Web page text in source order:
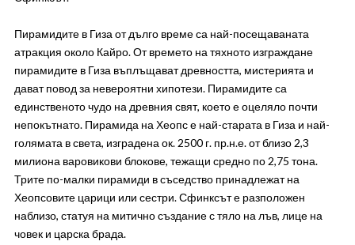
Пирамидите в Гиза от дълго време са най-посещаваната
атракция около Кайро. От времето на тяхното изграждане
пирамидите в Гиза въплъщават древността, мистерията и
дават повод за невероятни хипотези. Пирамидите са
единственото чудо на древния свят, което е оцеляло почти
непокътнато. Пирамида на Хеопс е най-старата в Гиза и най-
голямата в света, изградена ок. 2500 г. пр.н.е. от близо 2,3
милиона варовикови блокове, тежащи средно по 2,75 тона.
Трите по-малки пирамиди в съседство принадлежат на
Хеопсовите царици или сестри. Сфинксът е разположен
наблизо, статуя на митично създание с тяло на лъв, лице на
човек и царска брада.